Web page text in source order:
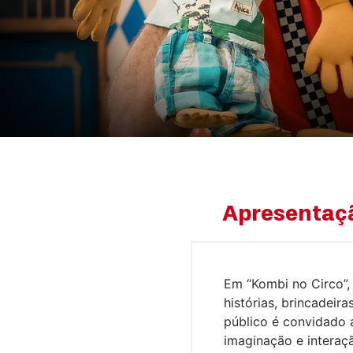
Em “Kombi no
histórias,
público é convidado
imaginação e